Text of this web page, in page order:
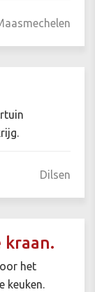
Dilsen
kraan.
het
keuken.